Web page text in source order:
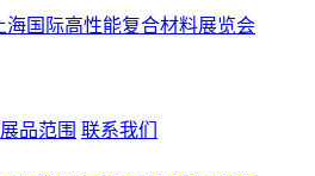
展品范围 联系我们